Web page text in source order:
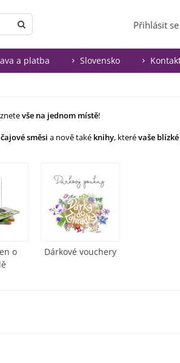
Přihlásit se
a platba Slovensko
vše na jednom místě!
směsi a nově také knihy, kterévaše
o
Dárkové vouchery